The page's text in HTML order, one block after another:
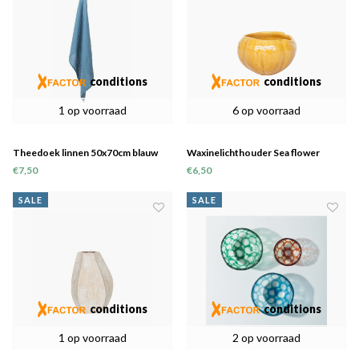
1 op voorraad
conditions
Theedoek linnen 50x70cm blauw
petrol
€7,50
6 op voorraad
conditions
Waxinelichthouder Sea flower
€6,50
SALE
1 op voorraad
conditions
SALE
2 op voorraad
conditions